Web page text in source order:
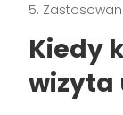
5.
Kiedy
wizyta